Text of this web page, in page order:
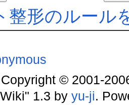
整形のルール
Copyright © 2001-
1.3 by yu-ji.